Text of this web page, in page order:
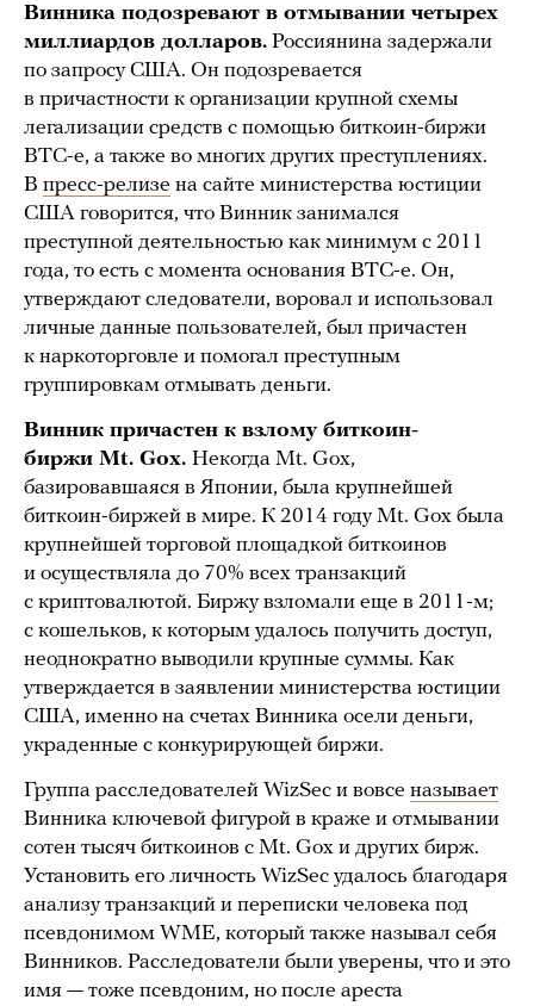
Винника подозревают в отмывании четырех
миллиардов долларов. Россиянина задержали
по запросу США. Он подозревается
в причастности к организации крупной схемы
легализации средств с помощью биткоин-биржи
BTC-e, а также во многих других преступлениях.
В пресс-релизе на сайте министерства юстиции
США говорится, что Винник занимался
преступной деятельностью как минимум с 2011
года, то есть с момента основания BTC-e. Он,
утверждают следователи, воровал и использовал
личные данные пользователей, был причастен
к наркоторговле и помогал преступным
группировкам отмывать деньги.
Винник причастен к взлому биткоин-
биржи Mt. Gox. Некогда Mt. Gox,
базировавшаяся в Японии, была крупнейшей
биткоин-биржей в мире. К 2014 году Mt. Gox была
крупнейшей торговой площадкой биткоинов
и осуществляла до 70% всех транзакций
с криптовалютой. Биржу взломали еще в 2011-м;
с кошельков, к которым удалось получить доступ,
неоднократно выводили крупные суммы. Как
утверждается в заявлении министерства юстиции
США, именно на счетах Винника осели деньги,
украденные с конкурирующей биржи.
Группа расследователей WizSec и вовсе называет
Винника ключевой фигурой в краже и отмывании
сотен тысяч биткоинов с Mt. Gox и других бирж.
Установить его личность WizSec удалось благодаря
анализу транзакций и переписки человека под
псевдонимом WME, который также называл себя
Винников. Расследователи были уверены, что и это
имя — тоже псевдоним, но после ареста